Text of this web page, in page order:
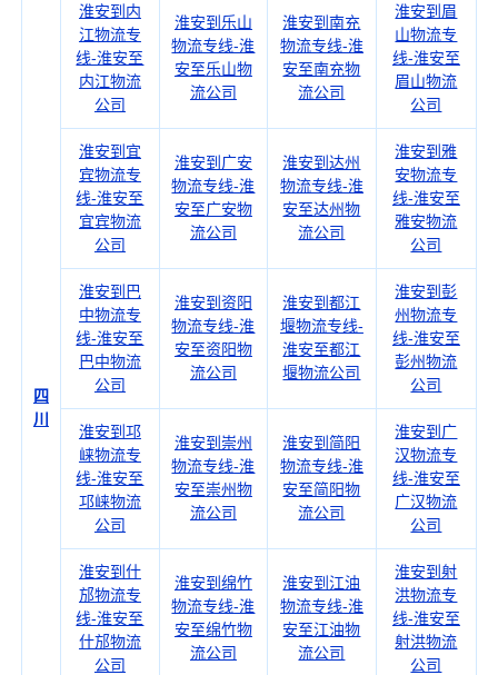
四
川
淮安到内
江物流专
线-淮安至
内江物流
公司
淮安到乐山
物流专线-淮
安至乐山物
流公司
淮安到南充
物流专线-淮
安至南充物
流公司
淮安到眉
山物流专
线-淮安至
眉山物流
公司
淮安到宜
宾物流专
线-淮安至
宜宾物流
公司
淮安到广安
物流专线-淮
安至广安物
流公司
淮安到达州
物流专线-淮
安至达州物
流公司
淮安到雅
安物流专
线-淮安至
雅安物流
公司
淮安到巴
中物流专
线-淮安至
巴中物流
公司
淮安到资阳
物流专线-淮
安至资阳物
流公司
淮安到都江
堰物流专线-
淮安至都江
堰物流公司
淮安到彭
州物流专
线-淮安至
彭州物流
公司
淮安到邛
崃物流专
线-淮安至
邛崃物流
公司
淮安到崇州
物流专线-淮
安至崇州物
流公司
淮安到简阳
物流专线-淮
安至简阳物
流公司
淮安到广
汉物流专
线-淮安至
广汉物流
公司
淮安到什
邡物流专
线-淮安至
什邡物流
公司
淮安到绵竹
物流专线-淮
安至绵竹物
流公司
淮安到江油
物流专线-淮
安至江油物
流公司
淮安到射
洪物流专
线-淮安至
射洪物流
公司